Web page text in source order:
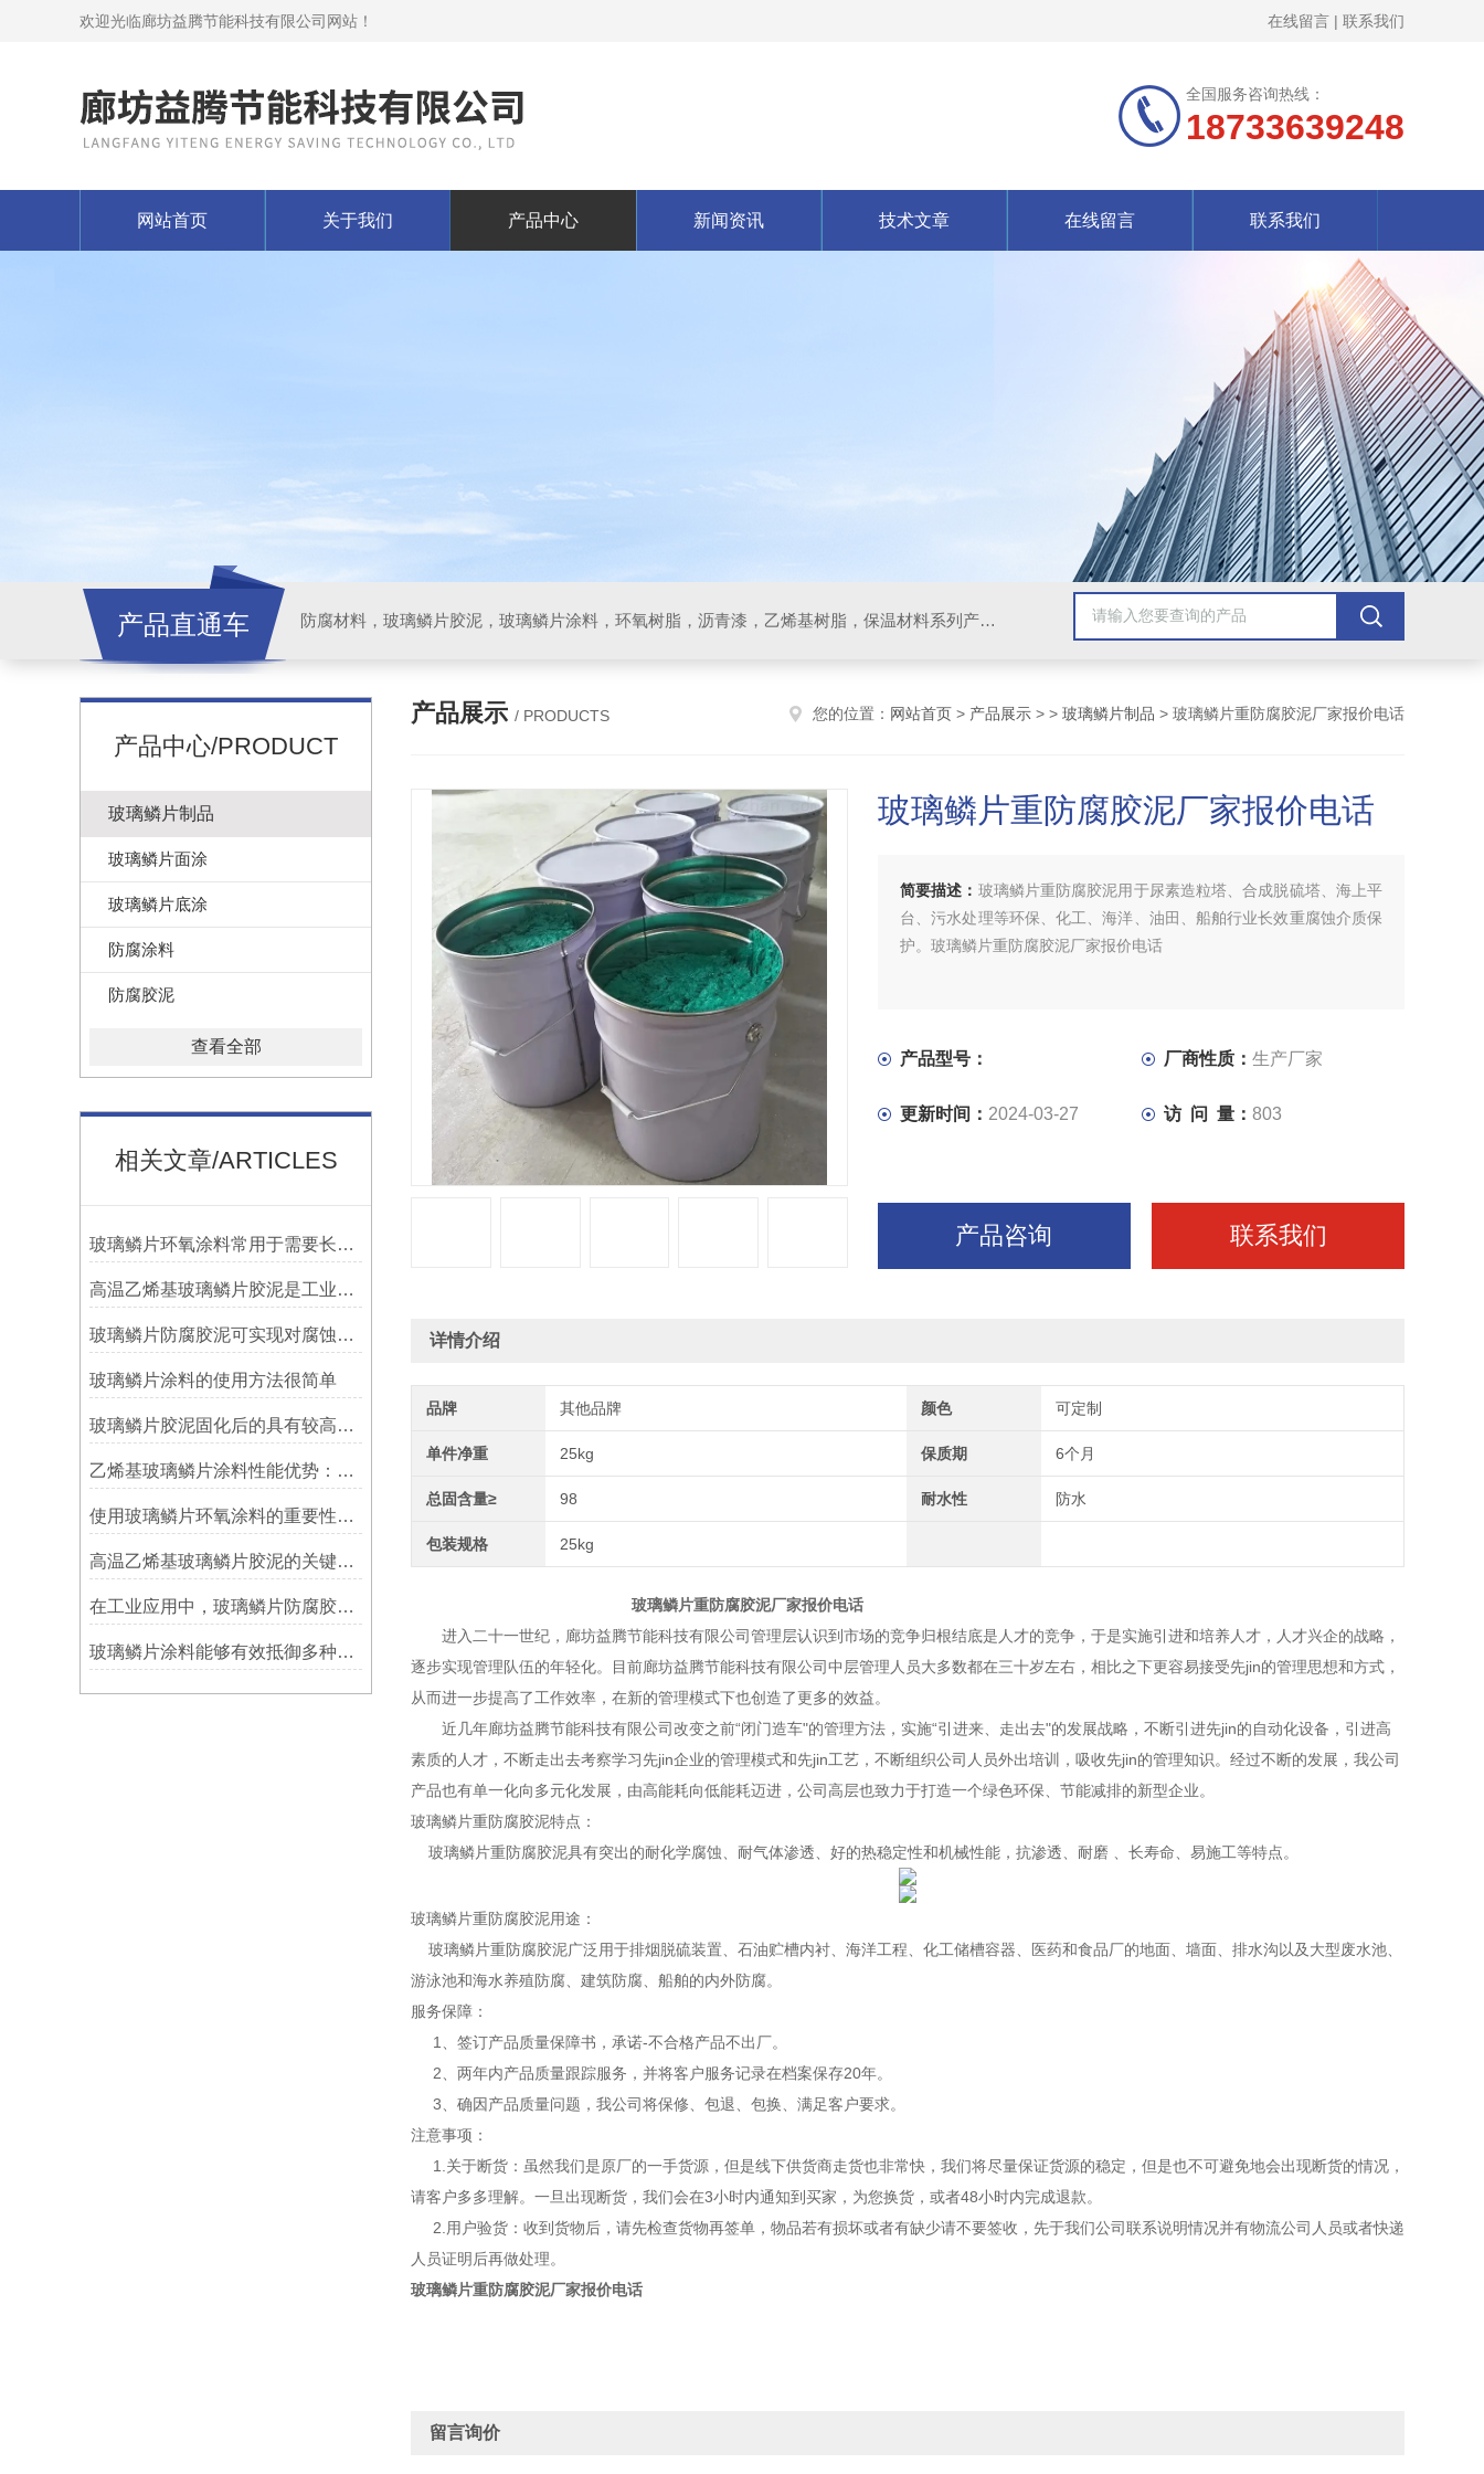
欢迎光临廊坊益腾节能科技有限公司网站！ 在线留言 | 联系我们
全国服务咨询热线：
18733639248
网站首页 关于我们 产品中心 新闻资讯 技术文章 在线留言 联系我们
产品直通车 防腐材料，玻璃鳞片胶泥，玻璃鳞片涂料，环氧树脂，沥青漆，乙烯基树脂，保温材料系列产品。
产品中心/PRODUCT
玻璃鳞片制品
玻璃鳞片面涂
玻璃鳞片底涂
防腐涂料
防腐胶泥
查看全部
相关文章/ARTICLES
玻璃鳞片环氧涂料常用于需要长期防腐蚀保护的场合中
高温乙烯基玻璃鳞片胶泥是工业防腐领域中的特殊材料
玻璃鳞片防腐胶泥可实现对腐蚀介质的有效阻隔
玻璃鳞片涂料的使用方法很简单
玻璃鳞片胶泥固化后的具有较高的硬度和耐磨性
乙烯基玻璃鳞片涂料性能优势：多重防护的协同效应
使用玻璃鳞片环氧涂料的重要性在哪里方面？
高温乙烯基玻璃鳞片胶泥的关键优势：从耐久性到施工适应性
在工业应用中，玻璃鳞片防腐胶泥展现出了多重防护作用
玻璃鳞片涂料能够有效抵御多种化学物质侵蚀
产品展示 / PRODUCTS 您的位置： 网站首页 > 产品展示 > > 玻璃鳞片制品 > 玻璃鳞片重防腐胶泥厂家报价电话
玻璃鳞片重防腐胶泥厂家报价电话
简要描述： 玻璃鳞片重防腐胶泥用于尿素造粒塔、合成脱硫塔、海上平
台、污水处理等环保、化工、海洋、油田、船舶行业长效重腐蚀介质保
护。玻璃鳞片重防腐胶泥厂家报价电话
产品型号： 厂商性质： 生产厂家
更新时间： 2024-03-27 访 问 量： 803
产品咨询 联系我们
详情介绍
品牌 其他品牌 颜色 可定制
单件净重 25kg 保质期 6个月
总固含量≥ 98 耐水性 防水
包装规格 25kg
玻璃鳞片重防腐胶泥厂家报价电话
进入二十一世纪，廊坊益腾节能科技有限公司管理层认识到市场的竞争归根结底是人才的竞争，于是实施引进和培养人才，人才兴企的战略，
逐步实现管理队伍的年轻化。目前廊坊益腾节能科技有限公司中层管理人员大多数都在三十岁左右，相比之下更容易接受先jin的管理思想和方式，
从而进一步提高了工作效率，在新的管理模式下也创造了更多的效益。
近几年廊坊益腾节能科技有限公司改变之前“闭门造车"的管理方法，实施“引进来、走出去"的发展战略，不断引进先jin的自动化设备，引进高
素质的人才，不断走出去考察学习先jin企业的管理模式和先jin工艺，不断组织公司人员外出培训，吸收先jin的管理知识。经过不断的发展，我公司
产品也有单一化向多元化发展，由高能耗向低能耗迈进，公司高层也致力于打造一个绿色环保、节能减排的新型企业。
玻璃鳞片重防腐胶泥特点：
玻璃鳞片重防腐胶泥具有突出的耐化学腐蚀、耐气体渗透、好的热稳定性和机械性能，抗渗透、耐磨 、长寿命、易施工等特点。
玻璃鳞片重防腐胶泥用途：
玻璃鳞片重防腐胶泥广泛用于排烟脱硫装置、石油贮槽内衬、海洋工程、化工储槽容器、医药和食品厂的地面、墙面、排水沟以及大型废水池、
游泳池和海水养殖防腐、建筑防腐、船舶的内外防腐。
服务保障：
1、签订产品质量保障书，承诺-不合格产品不出厂。
2、两年内产品质量跟踪服务，并将客户服务记录在档案保存20年。
3、确因产品质量问题，我公司将保修、包退、包换、满足客户要求。
注意事项：
1.关于断货：虽然我们是原厂的一手货源，但是线下供货商走货也非常快，我们将尽量保证货源的稳定，但是也不可避免地会出现断货的情况，
请客户多多理解。一旦出现断货，我们会在3小时内通知到买家，为您换货，或者48小时内完成退款。
2.用户验货：收到货物后，请先检查货物再签单，物品若有损坏或者有缺少请不要签收，先于我们公司联系说明情况并有物流公司人员或者快递
人员证明后再做处理。
玻璃鳞片重防腐胶泥厂家报价电话
留言询价